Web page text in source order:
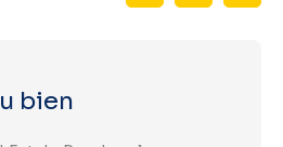
bien